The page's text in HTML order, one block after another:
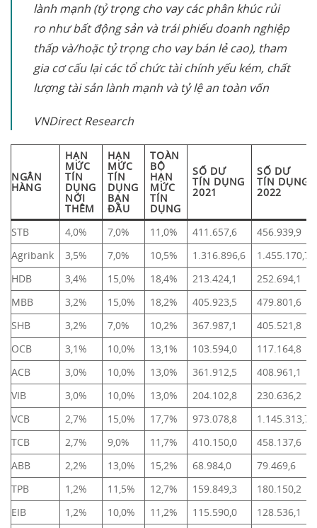
lành mạnh (tỷ trọng cho vay các phân khúc rủi
ro như bất động sản và trái phiếu doanh nghiệp
thấp và/hoặc tỷ trọng cho vay bán lẻ cao), tham
gia cơ cấu lại các tổ chức tài chính yếu kém, chất
lượng tài sản lành mạnh và tỷ lệ an toàn vốn
VNDirect Research
NGÂN
HÀNG
HẠN
MỨC
TÍN
DỤNG
NỚI
THÊM
HẠN
MỨC
TÍN
DỤNG
BẠN
ĐẦU
TOÀN
BỘ
HẠN
MỨC
TÍN
DỤNG
SỐ DƯ
TÍN DỤNG
2021
SỐ DƯ
TÍN DỤNG
2022
STB 4,0% 7,0% 11,0% 411.657,6
456.939,9
Agribank
3,5% 7,0% 10,5% 1.316.896,6
1.455.170,7
HDB
3,4% 15,0% 18,4% 213.424,1
252.694,1
MBB
3,2% 15,0% 18,2% 405.923,5
479.801,6
SHB
3,2% 7,0% 10,2% 367.987,1
405.521,8
OCB
3,1% 10,0% 13,1% 103.594,0
117.164,8
ACB
3,0% 10,0% 13,0% 361.912,5
408.961,1
VIB
3,0% 10,0% 13,0% 204.102,8
230.636,2
VCB
2,7% 15,0% 17,7% 973.078,8
1.145.313,7
TCB
2,7% 9,0% 11,7% 410.150,0
458.137,6
ABB
2,2% 13,0% 15,2% 68.984,0
79.469,6
TPB
1,2% 11,5% 12,7% 159.849,3
180.150,2
EIB
1,2% 10,0% 11,2% 115.590,0
128.536,1